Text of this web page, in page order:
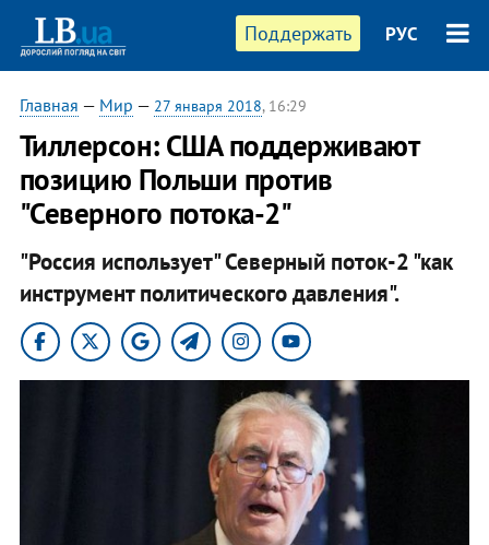
Поддержать РУС
Главная — Мир — 27 января 2018, 16:29
Тиллерсон: США поддерживают
позицию Польши против
"Северного потока-2"
"Россия использует" Северный поток-2 "как
инструмент политического давления".